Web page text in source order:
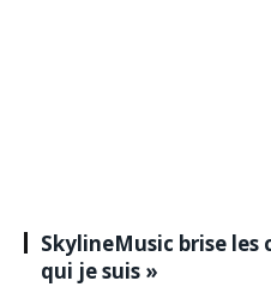
SkylineMusic brise les
qui je suis »